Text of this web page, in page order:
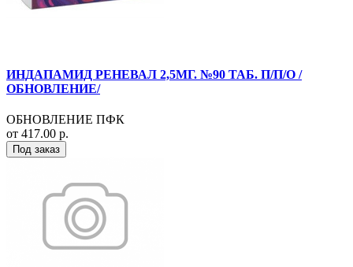
ИНДАПАМИД РЕНЕВАЛ 2,5МГ. №90 ТАБ. П/П/О /
ОБНОВЛЕНИЕ/
ОБНОВЛЕНИЕ ПФК
от 417.00 р.
Под заказ